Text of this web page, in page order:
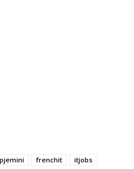
frenchit
itjobs